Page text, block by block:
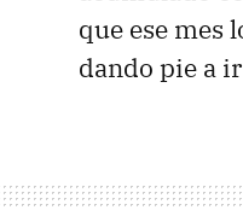
que ese mes
dando pie a